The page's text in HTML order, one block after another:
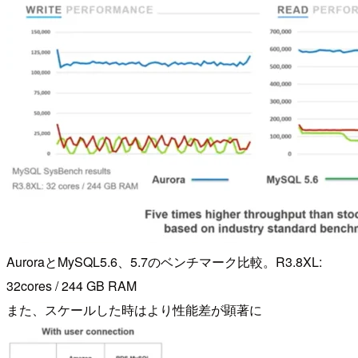
AuroraとMySQL5.6、5.7のベンチマーク比較。R3.8XL:
32cores / 244 GB RAM
また、スケールした時はより性能差が顕著に